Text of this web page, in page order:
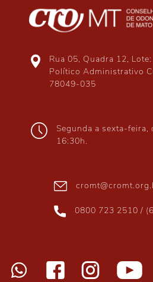
Rua 05, Quadra 12,
Político Administrativo
78049-035
Segunda a sexta-feira,
16:30h.
0800 723 2510 /